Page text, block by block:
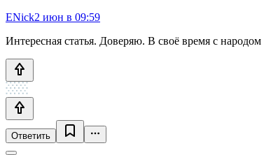
ENick2 июн в 09:59
Интересная статья. Доверяю. В своё время с
Ответить